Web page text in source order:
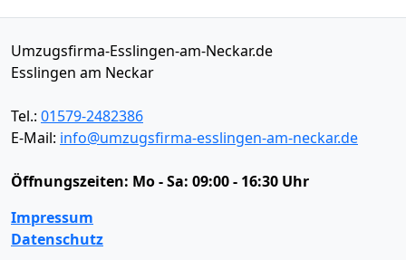
Umzugsfirma-Esslingen-am-Neckar.de
Esslingen am Neckar
Tel.: 01579-2482386
E-Mail: info@umzugsfirma-esslingen-am-neckar.de
Öffnungszeiten: Mo - Sa: 09:00 - 16:30 Uhr
Impressum
Datenschutz